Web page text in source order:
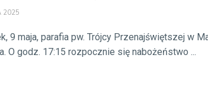
2025
9 maja, parafia pw. Trójcy Przenajświętszej w
O godz. 17:15 rozpocznie się nabożeństwo ...